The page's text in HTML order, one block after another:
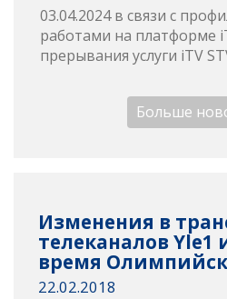
03.04.2024 в связи с
работами на платформе
прерывания услуги iTV
Больше
Изменения в
телеканалов Yle1
время
22.02.2018